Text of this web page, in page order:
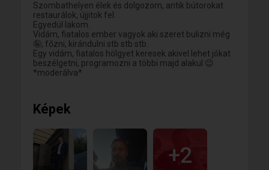
Szombathelyen élek és dolgozom, antik bútorokat
restaurálok, újjitok fel.
Egyedül lakom.
Vidám, fiatalos ember vagyok aki szeret bulizni még
🤪, főzni, kirándulni stb stb stb.
Egy vidám, fiatalos hölgyet keresek akivel lehet jókat
beszélgetni, programozni a többi majd alakul 😉
*moderálva*
Képek
+2